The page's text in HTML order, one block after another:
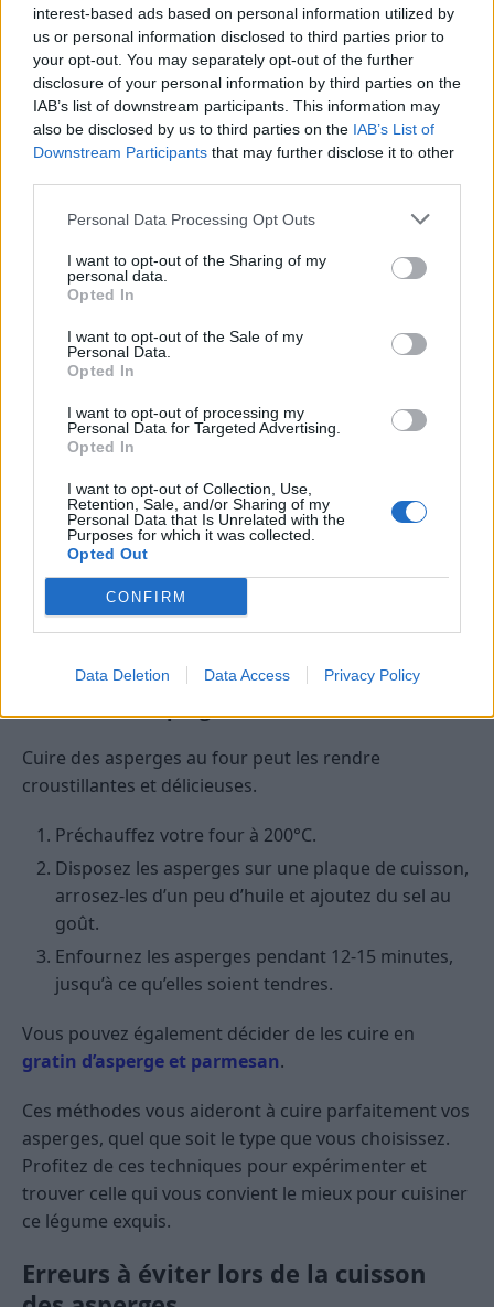
interest-based ads based on personal information utilized by
us or personal information disclosed to third parties prior to
your opt-out. You may separately opt-out of the further
disclosure of your personal information by third parties on the
IAB’s list of downstream participants. This information may
also be disclosed by us to third parties on the IAB’s List of
Downstream Participants that may further disclose it to other
Personal Data Processing Opt Outs
I want to opt-out of the Sharing of my
personal data.
Opted In
I want to opt-out of the Sale of my
Personal Data.
Opted In
I want to opt-out of processing my
Personal Data for Targeted Advertising.
Opted In
I want to opt-out of Collection, Use,
Retention, Sale, and/or Sharing of my
Personal Data that Is Unrelated with the
Purposes for which it was collected.
Opted Out
CONFIRM
Data Deletion Data Access Privacy Policy
méthode pour cuire des asperges, en particulier si
vous voulez conserver un maximum de nutriments.
Remplissez une casserole avec un peu d’eau et
placez un panier vapeur au-dessus.
Une fois l’eau bouillante, ajoutez les asperges
dans le panier vapeur.
Laissez cuire les asperges pendant 3-5 minutes
pour les asperges vertes et violettes, et 8-10
minutes pour les asperges blanches.
Cuisson des asperges à la poêle
Faire cuire des asperges à la poêle avec un peu
d’huile peut donner un goût incroyablement
savoureux.
Chauffez un peu d’huile dans une poêle à feu
moyen.
Ajoutez les asperges et faites-les cuire pendant
environ 5-7 minutes, en les retournant
occasionnellement jusqu’à ce qu’elles soient
tendres et légèrement dorées.
Ajoutez du sel au goût avant de servir.
Cuire des asperges au four peut les rendre
croustillantes et délicieuses.
Préchauffez votre four à 200°C.
Disposez les asperges sur une plaque de cuisson,
arrosez-les d’un peu d’huile et ajoutez du sel au
goût.
Enfournez les asperges pendant 12-15 minutes,
jusqu’à ce qu’elles soient tendres.
Vous pouvez également décider de les cuire en
gratin d’asperge et parmesan.
Ces méthodes vous aideront à cuire parfaitement vos
asperges, quel que soit le type que vous choisissez.
Profitez de ces techniques pour expérimenter et
trouver celle qui vous convient le mieux pour cuisiner
ce légume exquis.
Erreurs à éviter lors de la cuisson